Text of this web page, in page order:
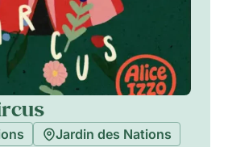
Jardin des Nations